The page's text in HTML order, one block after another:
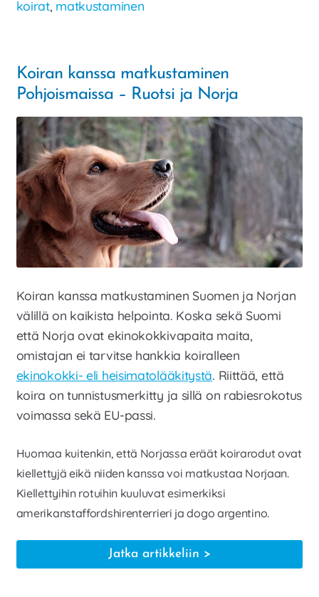
koirat, matkustaminen
Koiran kanssa matkustaminen
Pohjoismaissa – Ruotsi ja Norja
Koiran kanssa matkustaminen Suomen ja Norjan
välillä on kaikista helpointa. Koska sekä Suomi
että Norja ovat ekinokokkivapaita maita,
omistajan ei tarvitse hankkia koiralleen
ekinokokki- eli heisimatolääkitystä. Riittää, että
koira on tunnistusmerkitty ja sillä on rabiesrokotus
voimassa sekä EU-passi.
Huomaa kuitenkin, että Norjassa eräät koirarodut ovat
kiellettyjä eikä niiden kanssa voi matkustaa Norjaan.
Kiellettyihin rotuihin kuuluvat esimerkiksi
amerikanstaffordshirenterrieri ja dogo argentino.
Jatka artikkeliin Koiran